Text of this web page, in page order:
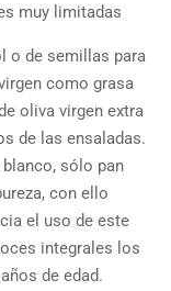
muy limitadas
o de semillas para
como grasa
oliva virgen extra
de las ensaladas.
sólo pan
con ello
el uso de este
integrales los
de edad.